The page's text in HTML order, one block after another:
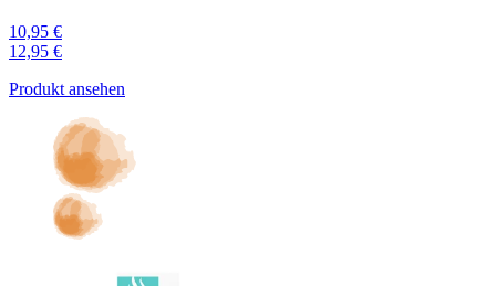
10,95 €
12,95 €
Produkt ansehen